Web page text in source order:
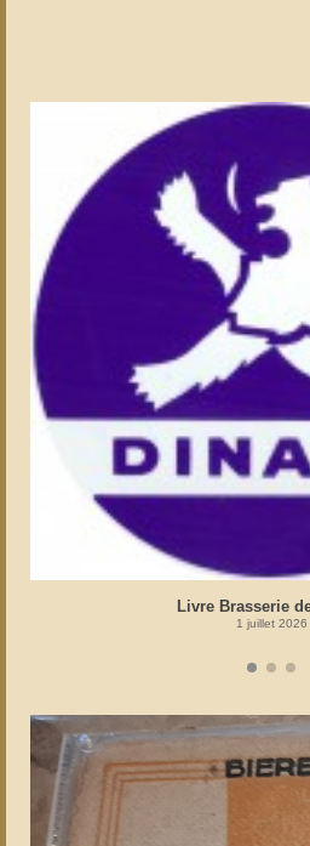
Livre Brasserie
1 juillet 2026